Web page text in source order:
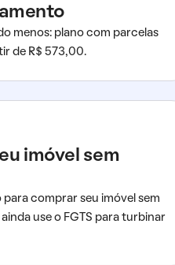
menos: plano com parcelas
de R$ 573,00.
imóvel sem
comprar seu imóvel sem
use o FGTS para turbinar